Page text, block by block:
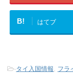
B! はてブ
-タイ入国情報, フラ